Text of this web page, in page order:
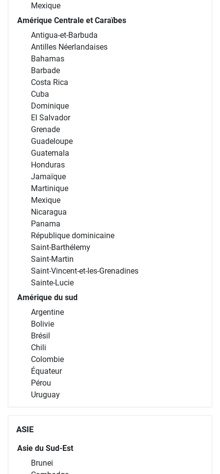
Mexique
Amérique Centrale et Caraïbes
Antigua-et-Barbuda
Antilles Néerlandaises
Bahamas
Barbade
Costa Rica
Cuba
Dominique
El Salvador
Grenade
Guadeloupe
Guatemala
Honduras
Jamaïque
Martinique
Mexique
Nicaragua
Panama
République dominicaine
Saint-Barthélemy
Saint-Martin
Saint-Vincent-et-les-Grenadines
Sainte-Lucie
Amérique du sud
Argentine
Bolivie
Brésil
Chili
Colombie
Équateur
Pérou
Uruguay
ASIE
Asie du Sud-Est
Brunei